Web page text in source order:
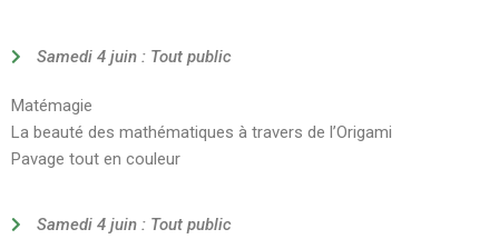
Samedi 4 juin : Tout public
Matémagie
La beauté des mathématiques à travers de l’Origami
Pavage tout en couleur
Samedi 4 juin : Tout public